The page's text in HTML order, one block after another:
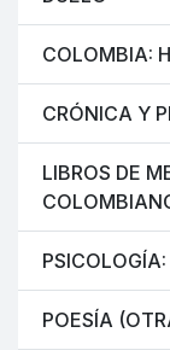
COLOMBIA:
CRÓNICA Y
LIBROS DE
POESÍA